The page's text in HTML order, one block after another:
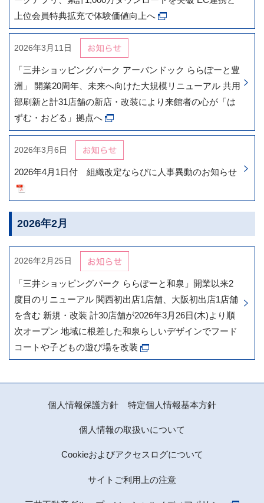
上位会員特典拡充で体験価値向上へ
2026年3月11日
「三井ショッピングパーク アーバンドック ららぽーと豊
洲」 開業20周年、未来へ向けた大規模リニューアル 共用
部刷新と計31店舗の新店・改装により来館者の心が「は
ずむ・おどる」拠点へ
2026年3月6日
2026年4月1日付 組織改定ならびに人事異動のお知らせ
2026年2月
2026年2月25日
「三井ショッピングパーク ららぽーと和泉」開業以来2
度目のリニューアル 関西初出店1店舗、大阪初出店1店舗
を含む 新規・改装 計30店舗が2026年3月26日(木)より順
次オープン 地域に根差した和泉らしいデザインでフード
コートや子どもの遊び場を改装
個人情報保護方針 特定個人情報基本方針
個人情報の取扱いについて
Cookieおよびアクセスログについて
サイトご利用上の注意